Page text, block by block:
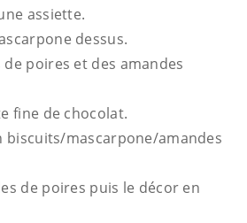
assiette.
dessus.
poires et des amandes
fine de chocolat.
biscuits/mascarpone/amandes
de poires puis le décor en